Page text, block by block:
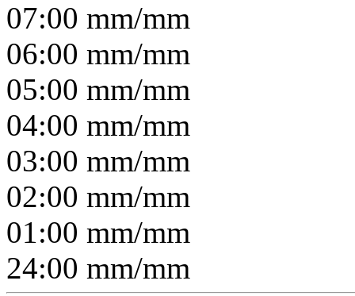
07:00 mm/mm
06:00 mm/mm
05:00 mm/mm
04:00 mm/mm
03:00 mm/mm
02:00 mm/mm
01:00 mm/mm
24:00 mm/mm